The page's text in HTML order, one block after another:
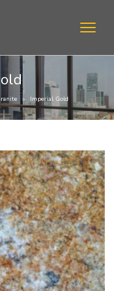
> Imperial Gold